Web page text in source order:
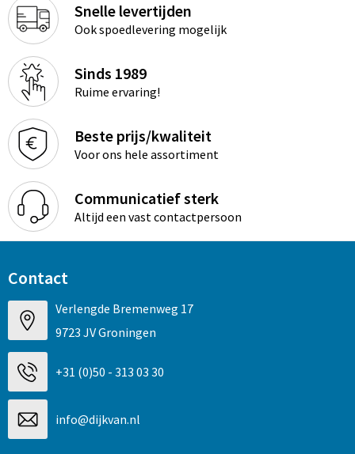
Snelle levertijden
Ook spoedlevering mogelijk
Sinds 1989
Ruime ervaring!
Beste prijs/kwaliteit
Voor ons hele assortiment
Communicatief sterk
Altijd een vast contactpersoon
Contact
Verlengde Bremenweg 17
9723 JV Groningen
+31 (0)50 - 313 03 30
info@dijkvan.nl